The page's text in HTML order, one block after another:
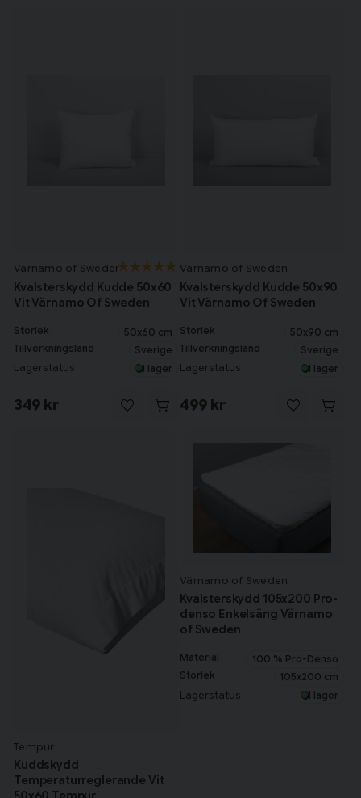
Värnamo of Sweden
Kvalsterskydd Kudde 50x60
Vit Värnamo Of Sweden
Storlek
50x60 cm
Tillverkningsland
Sverige
Lagerstatus I lager
349 kr
Värnamo of Sweden
Kvalsterskydd Kudde 50x90
Vit Värnamo Of Sweden
Storlek
50x90 cm
Tillverkningsland
Sverige
Lagerstatus I lager
499 kr
Tempur
Kuddskydd
Temperaturreglerande Vit
Värnamo of Sweden
Kvalsterskydd 105x200 Pro-
denso Enkelsäng Värnamo
of Sweden
Material
100 % Pro-Denso
Storlek
105x200 cm
Lagerstatus I lager